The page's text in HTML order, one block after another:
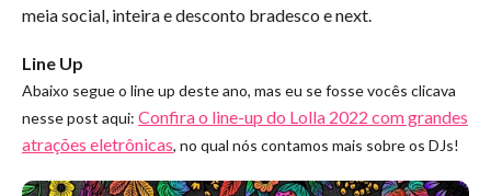
meia social, inteira e desconto bradesco e next.
Line Up
Abaixo segue o line up deste ano, mas eu se fosse vocês clicava
nesse post aqui: Confira o line-up do Lolla 2022 com grandes
atrações eletrônicas, no qual nós contamos mais sobre os DJs!